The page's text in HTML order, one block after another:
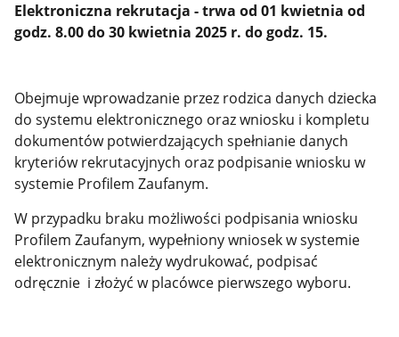
Elektroniczna rekrutacja - trwa od 01 kwietnia od
godz. 8.00 do 30 kwietnia 2025 r. do godz. 15.
Obejmuje wprowadzanie przez rodzica danych dziecka
do systemu elektronicznego oraz wniosku i kompletu
dokumentów potwierdzających spełnianie danych
kryteriów rekrutacyjnych oraz podpisanie wniosku w
systemie Profilem Zaufanym.
W przypadku braku możliwości podpisania wniosku
Profilem Zaufanym, wypełniony wniosek w systemie
elektronicznym należy wydrukować, podpisać
odręcznie i złożyć w placówce pierwszego wyboru.